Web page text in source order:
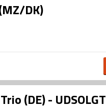
DK)
(DE) - UDSOLGT